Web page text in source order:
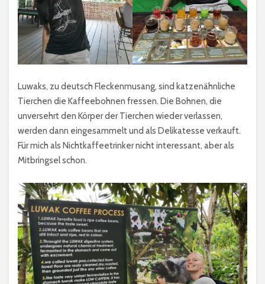
Luwaks, zu deutsch Fleckenmusang, sind katzenähnliche
Tierchen die Kaffeebohnen fressen. Die Bohnen, die
unversehrt den Körper der Tierchen wieder verlassen,
werden dann eingesammelt und als Delikatesse verkauft.
Für mich als Nichtkaffeetrinker nicht interessant, aber als
Mitbringsel schon.